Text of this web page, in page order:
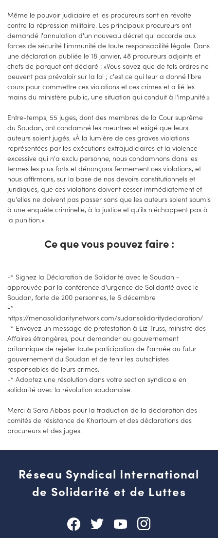
Même le pouvoir judiciaire et les procureurs sont en révolte
contre la répression militaire. Les principaux procureurs ont
demandé l'annulation d'un nouveau décret qui accorde aux
forces de sécurité l'immunité de toute responsabilité légale. Dans
une déclaration publiée le 18 janvier, 48 procureurs adjoints et
chefs de parquet ont déclaré : «Vous savez que de tels ordres ne
peuvent pas prévaloir sur la loi ; c'est ce qui leur a donné libre
cours pour commettre ces violations et ces crimes et a lié les
mains du ministère public, une situation qui conduit à l'impunité.»
Entre-temps, 55 juges, dont des membres de la Cour suprême
du Soudan, ont condamné les meurtres et exigé que leurs
auteurs soient jugés. «À la lumière de ces graves violations
représentées par les exécutions extrajudiciaires et la violence
excessive qui n'a exclu personne, nous condamnons dans les
termes les plus forts et dénonçons fermement ces violations, et
nous affirmons, sur la base de nos devoirs constitutionnels et
juridiques, que ces violations doivent cesser immédiatement et
qu'elles ne doivent pas passer sans que les auteurs soient soumis
à une enquête criminelle, à la justice et qu'ils n'échappent pas à
la punition.»
Ce que vous pouvez faire :
-* Signez la Déclaration de Solidarité avec le Soudan -
approuvée par la conférence d'urgence de Solidarité avec le
Soudan, forte de 200 personnes, le 6 décembre
-*
https://menasolidaritynetwork.com/sudansolidaritydeclaration/
-* Envoyez un message de protestation à Liz Truss, ministre des
Affaires étrangères, pour demander au gouvernement
britannique de rejeter toute participation de l'armée au futur
gouvernement du Soudan et de tenir les putschistes
responsables de leurs crimes.
-* Adoptez une résolution dans votre section syndicale en
solidarité avec la révolution soudanaise.
Merci à Sara Abbas pour la traduction de la déclaration des
comités de résistance de Khartoum et des déclarations des
procureurs et des juges.
Réseau Syndical International
de Solidarité et de Luttes